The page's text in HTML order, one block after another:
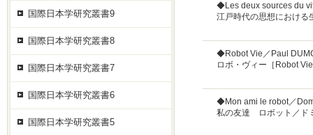
◆Les deux sources du
江戸時代の思想における
◆Robot Vie／Paul
ロボ・ヴィー［Robot
◆Mon ami le robot／
私の友達 ロボット／ド
国際日本学研究叢書9
国際日本学研究叢書8
国際日本学研究叢書7
国際日本学研究叢書6
国際日本学研究叢書5